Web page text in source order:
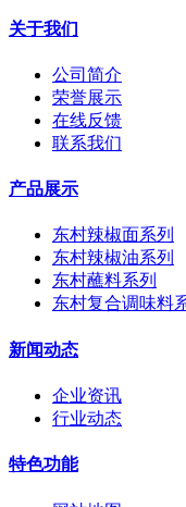
关于我们
公司简介
荣誉展示
在线反馈
联系我们
产品展示
东村辣椒面系列
东村辣椒油系列
东村蘸料系列
东村复合调味料
新闻动态
企业资讯
行业动态
特色功能